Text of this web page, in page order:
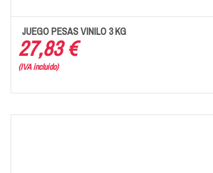
JUEGO PESAS VINILO 3 KG
27,83 €
(IVA incluido)